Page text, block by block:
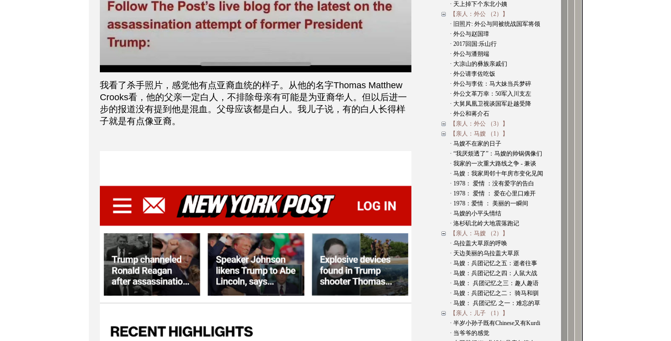
我看了杀手照片，感觉他有点亚裔血统的样子。从他的名字Thomas Matthew
Crooks看，他的父亲一定白人，不排除母亲有可能是为亚裔华人。但以后进一
步的报道没有提到他是混血。父母应该都是白人。我儿子说，有的白人长得样
子就是有点像亚裔。
· 天上掉下个东北小姨
【亲人：外公 （2）】
· 旧照片: 外公与同被统战国军将领
· 外公与赵国璋
· 2017回国:乐山行
· 外公与潘朔端
· 大凉山的彝族亲戚们
· 外公请李佐吃饭
· 外公与李佐：马大妹当兵梦碎
· 外公文革万幸：50军入川支左
· 大舅凤凰卫视谈国军赴越受降
· 外公和蒋介石
【亲人：外公 （3）】
【亲人：马嫂 （1）】
· 马嫂不在家的日子
· “我厌烦透了”：马嫂的帅锅偶像们
· 我家的一次重大路线之争 - 兼谈
· 马嫂：我家周邻十年房市变化见闻
· 1978： 爱情 ：没有爱字的告白
· 1978： 爱情 ： 爱在心里口难开
· 1978：爱情 ： 美丽的一瞬间
· 马嫂的小平头情结
· 洛杉矶北岭大地震落跑记
【亲人：马嫂 （2）】
· 乌拉盖大草原的呼唤
· 天边美丽的乌拉盖大草原
· 马嫂：兵团记忆之五：逝者往事
· 马嫂：兵团记忆之四：人鼠大战
· 马嫂： 兵团记忆之三：趣人趣语
· 马嫂：兵团记忆之二： 骑马和驯
· 马嫂： 兵团记忆 之一：难忘的草
【亲人：儿子 （1）】
· 半岁小孙子既有Chinese又有Kurdi
· 当爷爷的感觉